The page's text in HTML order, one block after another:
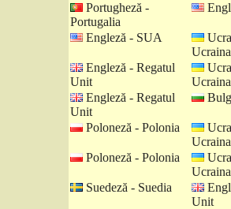
Portugheză -
Portugalia
Engleză - SUA
Ucraina
Engleză - Regatul
Unit
Ucraina
Engleză - Regatul
Unit
Poloneză - Polonia
Ucraina
Poloneză - Polonia
Ucraina
Suedeză - Suedia
Unit